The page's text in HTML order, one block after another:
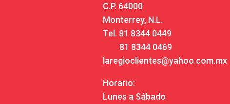
C.P. 64000
Monterrey, N.L.
Tel. 81 8344 0449
81 8344 0469
laregioclientes@yahoo.com.mx
Horario:
Lunes a Sábado